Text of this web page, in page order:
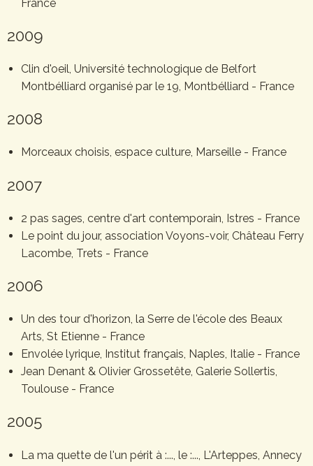
France
2009
Clin d'oeil, Université technologique de Belfort
Montbélliard organisé par le 19, Montbélliard - France
2008
Morceaux choisis, espace culture, Marseille - France
2007
2 pas sages, centre d'art contemporain, Istres - France
Le point du jour, association Voyons-voir, Château Ferry
Lacombe, Trets - France
2006
Un des tour d'horizon, la Serre de l'école des Beaux
Arts, St Etienne - France
Envolée lyrique, Institut français, Naples, Italie - France
Jean Denant & Olivier Grossetête, Galerie Sollertis,
Toulouse - France
2005
La ma quette de l'un périt à :..., le :..., L'Arteppes, Annecy